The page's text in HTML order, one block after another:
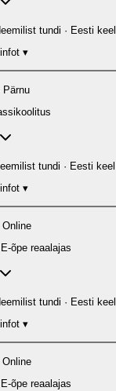
tundi · Eesti keel
▾
Pärnu
tundi · Eesti keel
▾
Online
õpe reaalajas
tundi · Eesti keel
▾
Online
õpe reaalajas